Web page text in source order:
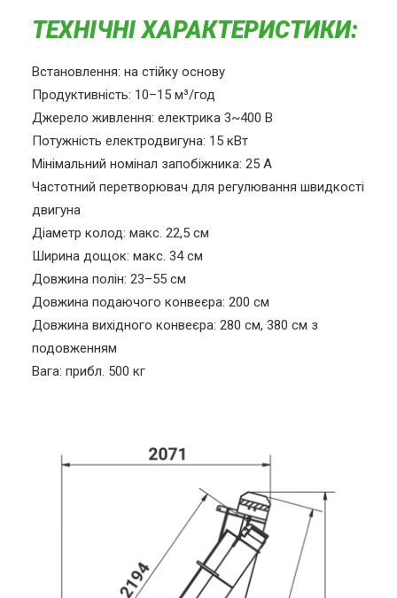
ТЕХНІЧНІ ХАРАКТЕРИСТИКИ:
Встановлення: на стійку основу
Продуктивність: 10–15 м³/год
Джерело живлення: електрика 3~400 В
Потужність електродвигуна: 15 кВт
Мінімальний номінал запобіжника: 25 А
Частотний перетворювач для регулювання швидкості
двигуна
Діаметр колод: макс. 22,5 см
Ширина дощок: макс. 34 см
Довжина полін: 23–55 см
Довжина подаючого конвеєра: 200 см
Довжина вихідного конвеєра: 280 см, 380 см з
подовженням
Вага: прибл. 500 кг